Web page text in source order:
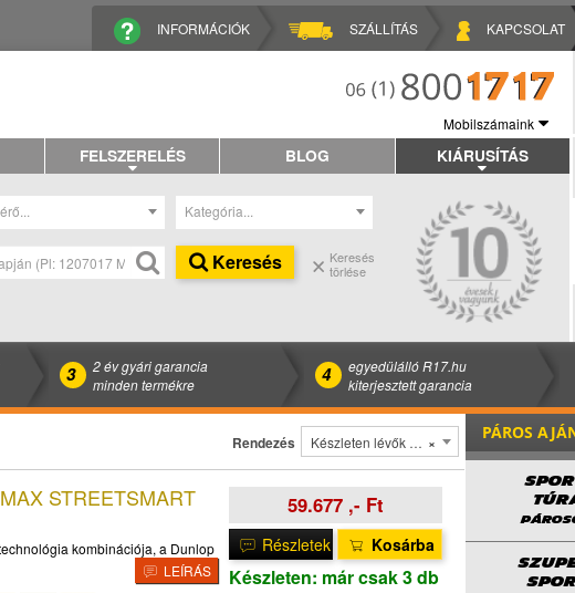
INFORMÁCIÓK SZÁLLÍTÁS KAPCSOLAT
Mobilszámaink
FELSZERELÉS BLOG KIÁRUSÍTÁS
Kategória...
Keresés
Keresés
törlése
3
2 év gyári garancia
minden termékre
4
egyedülálló R17.hu
kiterjesztett garancia
Rendezés ×
Készleten lévők elöl
STREETSMART
kombinációja, a Dunlop
LEÍRÁS
59.677 ,- Ft
Részletek Kosárba
Készleten: már csak 3 db
PÁROS